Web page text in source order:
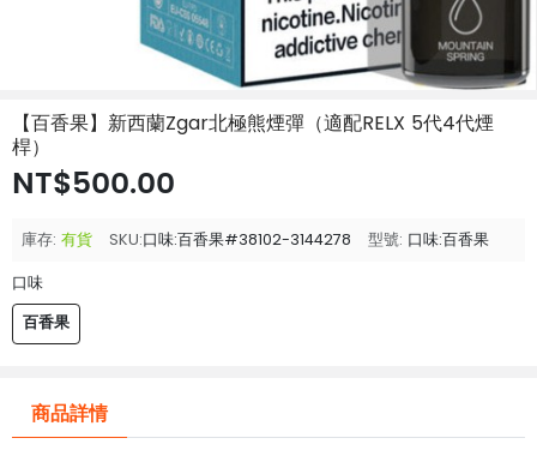
【百香果】新西蘭Zgar北極熊煙彈（適配RELX 5代4代煙
桿）
NT$500.00
庫存: 有貨 SKU:口味:百香果#38102-3144278 型號: 口味:百香果
口味
百香果
商品詳情